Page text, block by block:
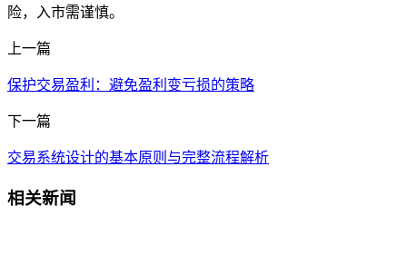
险，入市需谨慎。
上一篇
保护交易盈利：避免盈利变亏损的策略
下一篇
交易系统设计的基本原则与完整流程解析
相关新闻